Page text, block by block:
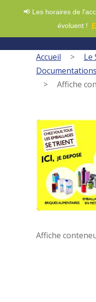
📢 Les horaires de
évoluent !
Accueil > Le
Documentations
>
Affiche
Affiche